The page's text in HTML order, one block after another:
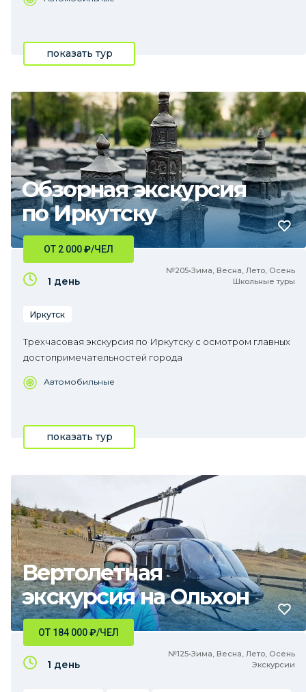
показать тур
Обзорная экскурсия
по Иркутску
№205•Зима, Весна, Лето, Осень
Школьные туры
ОТ 2 000₽/ЧЕЛ
1 день
Иркутск
Трехчасовая экскурсия по Иркутску с осмотром главных
достопримечательностей города
Автомобильные
показать тур
Вертолетная
экскурсия на Ольхон
№125•Зима, Весна, Лето, Осень
Экскурсии
ОТ 184 000₽/ЧЕЛ
1 день